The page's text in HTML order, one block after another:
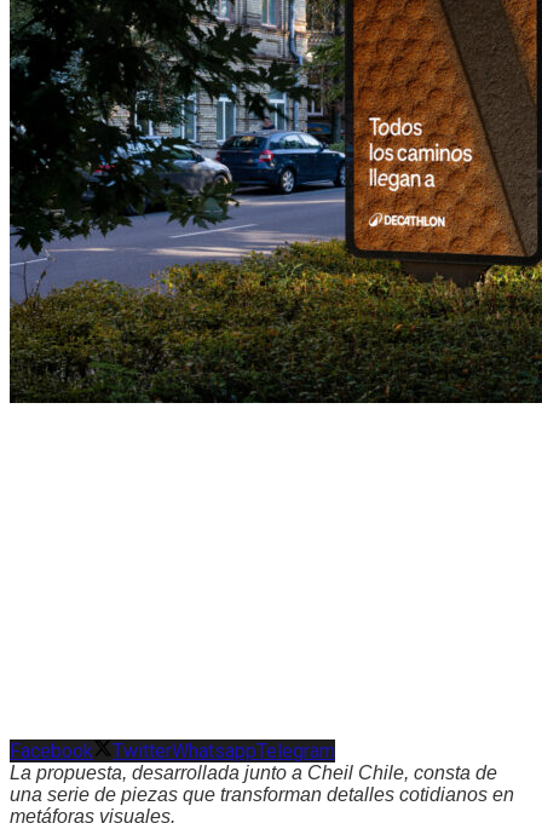
Facebook TwitterWhatsappTelegram
La propuesta, desarrollada junto a Cheil Chile, consta de
una serie de piezas que transforman detalles cotidianos en
metáforas visuales.